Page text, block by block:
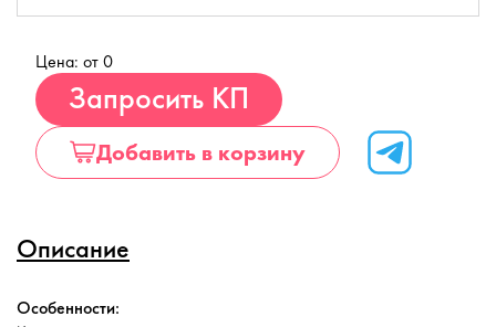
Цена: от 0
Запросить КП
Добавить в корзину
Описание
Особенности: